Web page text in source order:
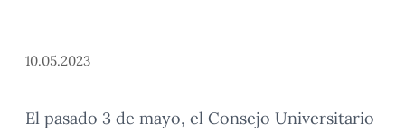
10.05.2023
El pasado 3 de mayo, el Consejo Universitario